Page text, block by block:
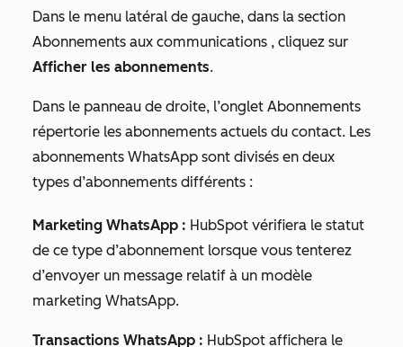
Dans le menu latéral de gauche, dans la section
Abonnements aux communications , cliquez sur
Afficher les abonnements.
Dans le panneau de droite, l’onglet Abonnements
répertorie les abonnements actuels du contact. Les
abonnements WhatsApp sont divisés en deux
types d’abonnements différents :
Marketing WhatsApp : HubSpot vérifiera le statut
de ce type d’abonnement lorsque vous tenterez
d’envoyer un message relatif à un modèle
marketing WhatsApp.
Transactions WhatsApp : HubSpot affichera le